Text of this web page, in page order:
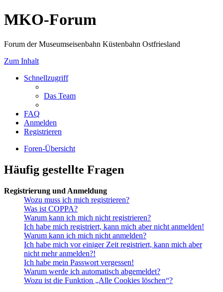
MKO-Forum
Forum der Museumseisenbahn Küstenbahn Ostfriesland
Zum Inhalt
Schnellzugriff
Das Team
FAQ
Anmelden
Registrieren
Foren-Übersicht
Häufig gestellte Fragen
Registrierung und Anmeldung
Wozu muss ich mich registrieren?
Was ist COPPA?
Warum kann ich mich nicht registrieren?
Ich habe mich registriert, kann mich aber nicht anmelden!
Warum kann ich mich nicht anmelden?
Ich habe mich vor einiger Zeit registriert, kann mich aber
nicht mehr anmelden?!
Ich habe mein Passwort vergessen!
Warum werde ich automatisch abgemeldet?
Wozu ist die Funktion „Alle Cookies löschen“?